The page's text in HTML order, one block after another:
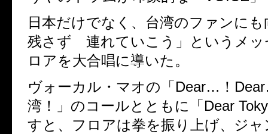
日本だけでなく、台湾のファンに
残さず 連れていこう」というメッ
ロアを大合唱に導いた。
ヴォーカル・マオの「 Dear…！ Dear
湾！」のコールとともに「 Dear
すと、フロアは拳を振り上げ、ジ